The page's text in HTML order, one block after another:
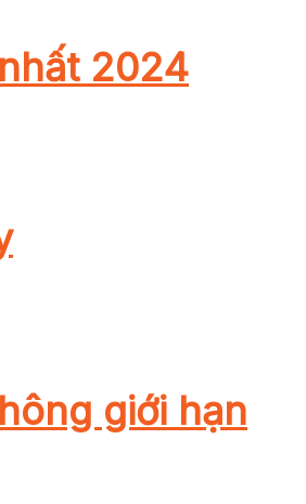
2024
giới hạn